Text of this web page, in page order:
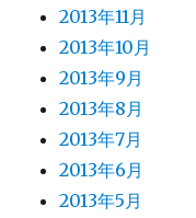
2013年11月
2013年10月
2013年9月
2013年8月
2013年7月
2013年6月
2013年5月